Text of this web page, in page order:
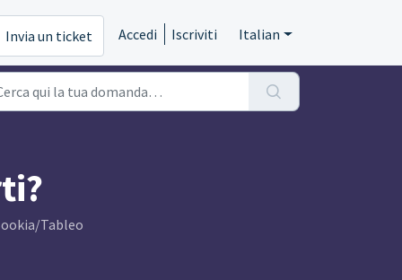
Invia un ticket Accedi Iscriviti Italian
Tableo